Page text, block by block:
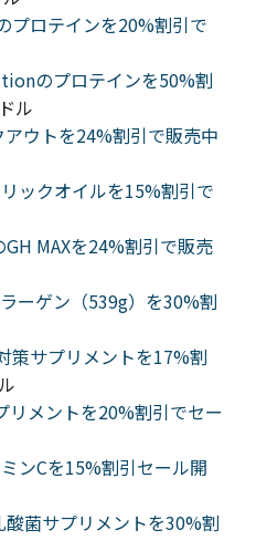
ロテインを20%割引で
のプロテインを50%割
ル
ウトを24%割引で販売中
ックオイルを15%割引で
MAXを24%割引で販売
ーゲン（539g）を30%割
策サプリメントを17%割
リメントを20%割引でセー
ンCを15%割引セール開
菌サプリメントを30%割